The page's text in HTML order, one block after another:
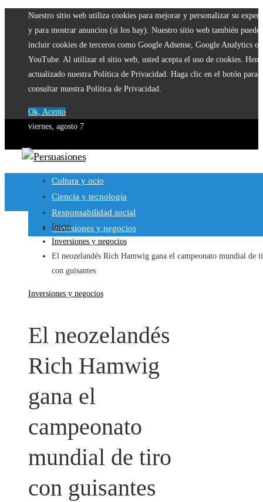
Nuestro sitio web utiliza cookies para mejorar y personalizar su
y para mostrar anuncios (si los hay). Nuestro sitio web también puede
incluir cookies de terceros como Google Adsense, Google Analytics o
YouTube. Al utilizar el sitio web, usted acepta el uso de cookies.
actualizado nuestra Política de Privacidad. Haga clic en el botón para
consultar nuestra Política de Privacidad.
Ok, Acepto
viernes, agosto 7
Cultura y ocio
Ciencia y tecnología
Responsabilidad social
Inversiones y negocios
Inicio
Inversiones y negocios
El neozelandés Rich Hamwig gana el campeonato mundial de
con guisantes
Inversiones y negocios
El neozelandés
Rich Hamwig
gana el
campeonato
mundial de tiro
con guisantes